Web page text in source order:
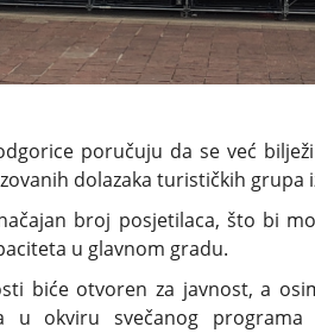
poručuju da se već
dolazaka turističkih grupa
broj posjetilaca, što bi
u glavnom gradu.
biće otvoren za javnost, a
u okviru svečanog programa